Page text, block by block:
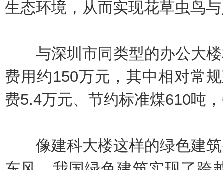
生态环境，从而实现花草虫鸟
与深圳市同类型的办公大楼
费用约150万元，其中相对常
费5.4万元、节约标准煤610吨
像建科大楼这样的绿色建筑